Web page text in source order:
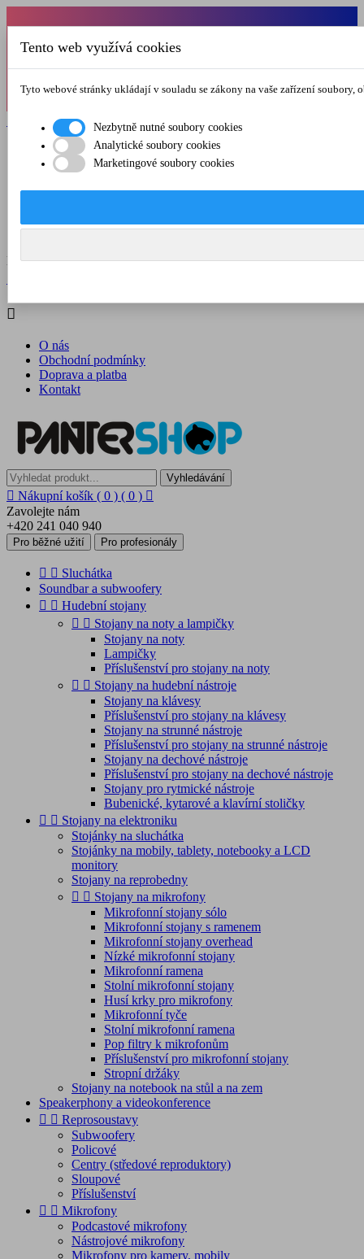
Od 1.7.-31.8.2026 budeme mít v pátek
zkrácenou provozní dobu do 12.00 hod. Přejeme
Registrovat  Přihlásit se
O nás
Kontakt
Menu  

O nás
Obchodní podmínky
Doprava a platba
Kontakt
Vyhledávání
 Nákupní košík ( 0 ) ( 0 ) 
Zavolejte nám
+420 241 040 940
Pro běžné užití Pro profesionály
  Sluchátka
Soundbar a subwoofery
  Hudební stojany
  Stojany na noty a lampičky
Stojany na noty
Lampičky
Příslušenství pro stojany na noty
  Stojany na hudební nástroje
Stojany na klávesy
Příslušenství pro stojany na klávesy
Stojany na strunné nástroje
Příslušenství pro stojany na strunné nástroje
Stojany na dechové nástroje
Příslušenství pro stojany na dechové nástroje
Stojany pro rytmické nástroje
Bubenické, kytarové a klavírní stoličky
  Stojany na elektroniku
Stojánky na sluchátka
Stojánky na mobily, tablety, notebooky a LCD
monitory
Stojany na reprobedny
  Stojany na mikrofony
Mikrofonní stojany sólo
Mikrofonní stojany s ramenem
Mikrofonní stojany overhead
Nízké mikrofonní stojany
Mikrofonní ramena
Stolní mikrofonní stojany
Husí krky pro mikrofony
Mikrofonní tyče
Stolní mikrofonní ramena
Pop filtry k mikrofonům
Příslušenství pro mikrofonní stojany
Stropní držáky
Stojany na notebook na stůl a na zem
Speakerphony a videokonference
  Reprosoustavy
Subwoofery
Policové
Centry (středové reproduktory)
Sloupové
Příslušenství
  Mikrofony
Podcastové mikrofony
Nástrojové mikrofony
Mikrofony pro kamery, mobily
Tento web využívá cookies
Tyto webové stránky ukládají v souladu se zákony na vaše zařízení
Nezbytně nutné soubory cookies
Analytické soubory cookies
Marketingové soubory cookies